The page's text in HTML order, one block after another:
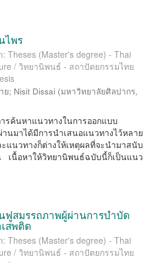
ไพร
Theses (Master's degree) - Thai
/ วิทยานิพนธ์ - สถาปัตยกรรมไทย
ย; Nisit Dissai (มหาวิทยาลัยศิลปากร,
ค้นหาแนวทางในการออกแบบ
นมาได้มีการนำเสนอแนวทางไว้หลาย
วทางก็ต่างให้เหตุผลที่จะนำมาสนับ
นื้อหาให้วิทยานิพนธ์ฉบับนี้ก็เป็นแนว
ฟูสมรรถภาพผู้ผ่านการบำบัด
สพติด
Theses (Master's degree) - Thai
/ วิทยานิพนธ์ - สถาปัตยกรรมไทย